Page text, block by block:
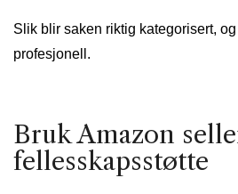
Slik blir saken riktig kategorisert,
profesjonell.
Bruk Amazon
fellesskapsstøtte